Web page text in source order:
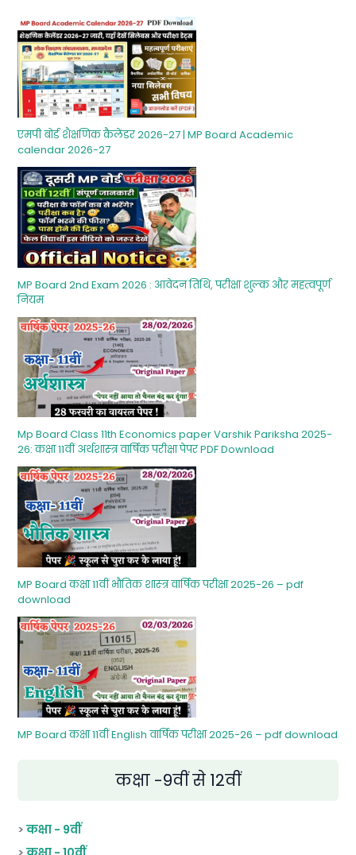
एमपी बोर्ड शैक्षणिक कैलेंडर 2026-27 | MP Board Academic
calendar 2026-27
MP Board 2nd Exam 2026 : आवेदन तिथि, परीक्षा शुल्‍क और महत्‍वपूर्ण
नियम
Mp Board Class 11th Economics paper Varshik Pariksha 2025-
26: कक्षा 11वीं अर्थशास्‍त्र वार्षिक परीक्षा पेपर PDF Download
MP Board कक्षा 11वीं भौतिक शास्‍त्र वार्षिक परीक्षा 2025-26 – pdf
download
MP Board कक्षा 11वीं English वार्षिक परीक्षा 2025-26 – pdf download
कक्षा -9वीं से 12वीं
>कक्षा - 9वीं